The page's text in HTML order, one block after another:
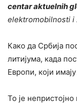
centar aktuelnih
elektromobilnosti i
Како да Србија
литијума, када
Европи, који
То је